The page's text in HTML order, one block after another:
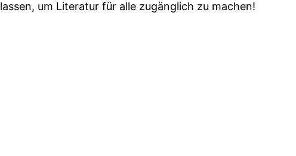
lassen, um Literatur für alle zugänglich zu machen!